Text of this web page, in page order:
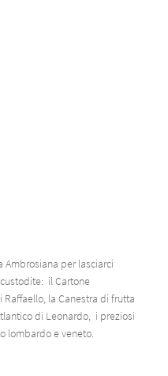
Ambrosiana per lasciarci
il Cartone
la Canestra di frutta
di Leonardo, i preziosi
lombardo e veneto.